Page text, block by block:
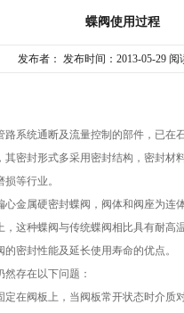
蝶阀使用过程
发布者： 发布时间：2013-05-29 阅
统通断及流量控制的部件，已在
密封形式多采用密封结构，密封材
等行业。
属硬密封蝶阀，阀体和阀座为连
这种蝶阀与传统蝶阀相比具有耐高
密封性能及延长使用寿命的优点。
存在以下问题：
阀板上，当阀板常开状态时介质